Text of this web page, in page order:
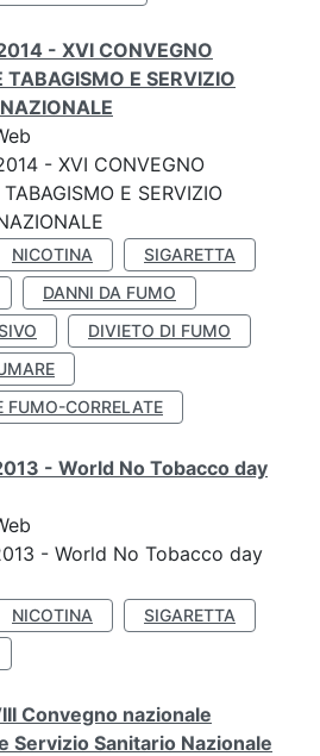
- XVI CONVEGNO
E SERVIZIO
- XVI CONVEGNO
E SERVIZIO
NICOTINA
SIGARETTA
DANNI DA FUMO
DIVIETO DI FUMO
FUMO-CORRELATE
- World No Tobacco day
- World No Tobacco day
NICOTINA
SIGARETTA
Convegno nazionale
Servizio Sanitario Nazionale